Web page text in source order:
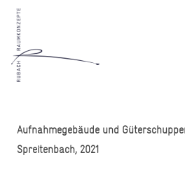
Aufnahmegebäude und
Spreitenbach, 2021